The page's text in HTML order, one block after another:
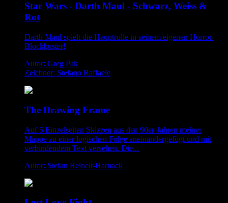
Star Wars - Darth Maul - Schwarz, Weiss &
Rot
Darth Maul spielt die Hauptrolle in seinem eigenen Horror-
Blockbuster!
Autor: Greg Pak
Zeichner: Stefano Raffaele
The Drawing Frame
Auf 5 Einzelseiten Skizzen aus den 90er-Jahren meiner
Mappe zu einer logischen Folge aneinandergefügt und mit
verbindendem Text versehen. Die...
Autor: Stefan Reinelt-Harnack